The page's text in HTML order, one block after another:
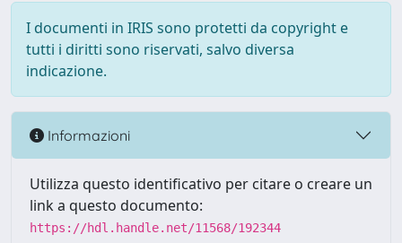
I documenti in IRIS sono protetti da copyright e
tutti i diritti sono riservati, salvo diversa
indicazione.
Informazioni
Utilizza questo identificativo per citare o creare un
link a questo documento:
https://hdl.handle.net/11568/192344